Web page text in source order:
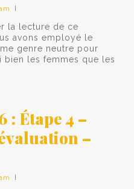
la lecture de ce
avons employé le
genre neutre pour
bien les femmes que les
: Étape 4 –
–